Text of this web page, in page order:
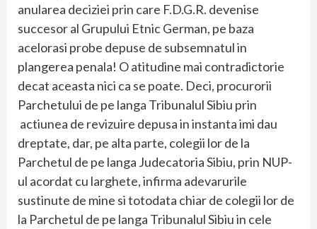
anularea deciziei prin care F.D.G.R. devenise
succesor al Grupului Etnic German, pe baza
acelorasi probe depuse de subsemnatul in
plangerea penala! O atitudine mai contradictorie
decat aceasta nici ca se poate. Deci, procurorii
Parchetului de pe langa Tribunalul Sibiu prin
actiunea de revizuire depusa in instanta imi dau
dreptate, dar, pe alta parte, colegii lor de la
Parchetul de pe langa Judecatoria Sibiu, prin NUP-
ul acordat cu larghete, infirma adevarurile
sustinute de mine si totodata chiar de colegii lor de
la Parchetul de pe langa Tribunalul Sibiu in cele